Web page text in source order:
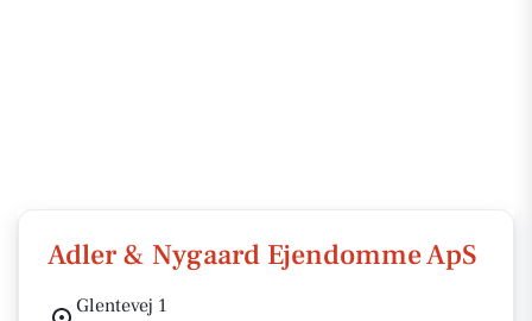
Adler & Nygaard Ejendomme ApS
Glentevej 1